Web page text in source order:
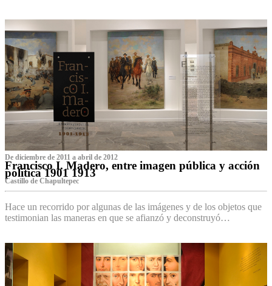
De diciembre de 2011 a abril de 2012
Francisco I. Madero, entre imagen pública y acción
política 1901 1913
Castillo de Chapultepec
Hace un recorrido por algunas de las imágenes y de los objetos que
testimonian las maneras en que se afianzó y deconstruyó…